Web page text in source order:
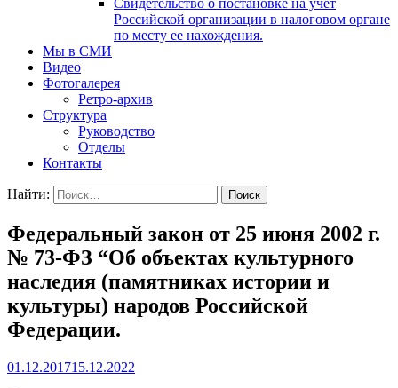
Свидетельство о постановке на учет
Российской организации в налоговом органе
по месту ее нахождения.
Мы в СМИ
Видео
Фотогалерея
Ретро-архив
Структура
Руководство
Отделы
Контакты
Найти:
Федеральный закон от 25 июня 2002 г.
№ 73-ФЗ “Об объектах культурного
наследия (памятниках истории и
культуры) народов Российской
Федерации.
01.12.201715.12.2022